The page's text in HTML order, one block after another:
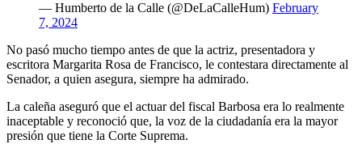
— Humberto de la Calle (@DeLaCalleHum) February
7, 2024
No pasó mucho tiempo antes de que la actriz, presentadora y
escritora Margarita Rosa de Francisco, le contestara directamente al
Senador, a quien asegura, siempre ha admirado.
La caleña aseguró que el actuar del fiscal Barbosa era lo realmente
inaceptable y reconoció que, la voz de la ciudadanía era la mayor
presión que tiene la Corte Suprema.